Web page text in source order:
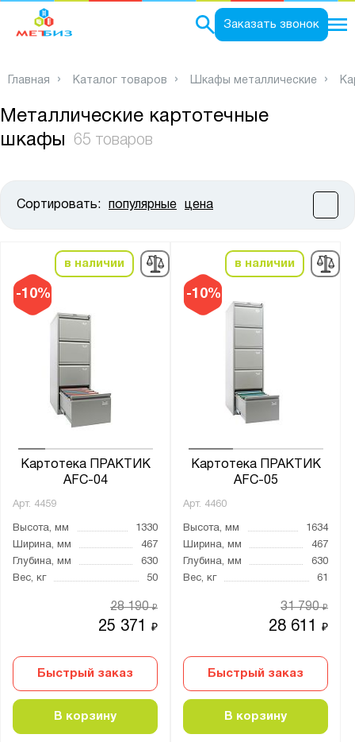
Заказать звонок
Главная Каталог товаров Шкафы металлические
Металлические картотечные
шкафы
65 товаров
Сортировать: популярные цена
-10%
в наличии
Картотека ПРАКТИК
AFC-04
Арт. 4459
Высота, мм
1330
Ширина, мм
467
Глубина, мм
630
Вес, кг
50
25 371₽
28 190₽
Быстрый заказ
В корзину
-10%
в наличии
Картотека ПРАКТИК
AFC-05
Арт. 4460
Высота, мм
1634
Ширина, мм
467
Глубина, мм
630
Вес, кг
61
28 611₽
31 790₽
Быстрый заказ
В корзину
Высота, мм:
от
Ширина, мм:
от до
Количество секций:
2
Распашная
Тип покрытия поверхности:
порошковое
Количество выдвижных ящиков, шт.: